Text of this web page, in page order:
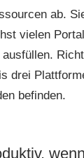
ab.
vielen
drei
befinden.